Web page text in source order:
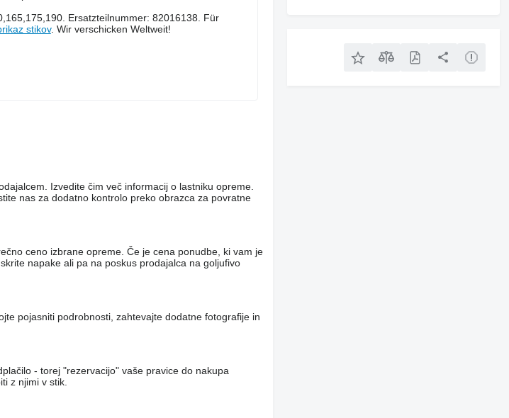
Ersatzteilnummer: 82016138. Für
stikov. Wir verschicken Weltweit!
Izvedite čim več informacij o lastniku opreme.
nas za dodatno kontrolo preko obrazca za povratne
ceno izbrane opreme. Če je cena ponudbe, ki vam je
napake ali pa na poskus prodajalca na goljufivo
pojasniti podrobnosti, zahtevajte dodatne fotografije in
- torej "rezervacijo" vaše pravice do nakupa
z njimi v stik.